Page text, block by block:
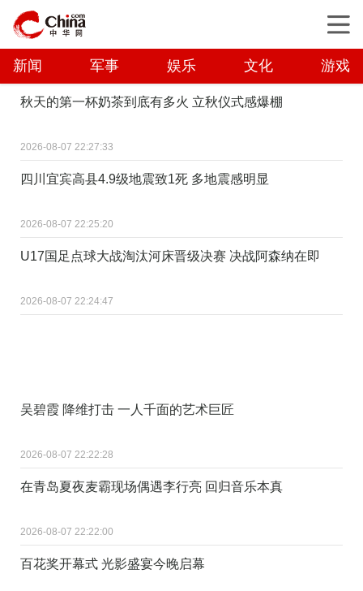
新闻 军事 娱乐 文化 游戏
秋天的第一杯奶茶到底有多火 立秋仪式感爆棚
2026-08-07 22:27:33
四川宜宾高县4.9级地震致1死 多地震感明显
2026-08-07 22:25:20
U17国足点球大战淘汰河床晋级决赛 决战阿森纳在即
2026-08-07 22:24:47
吴碧霞 降维打击 一人千面的艺术巨匠
2026-08-07 22:22:28
在青岛夏夜麦霸现场偶遇李行亮 回归音乐本真
2026-08-07 22:22:00
百花奖开幕式 光影盛宴今晚启幕